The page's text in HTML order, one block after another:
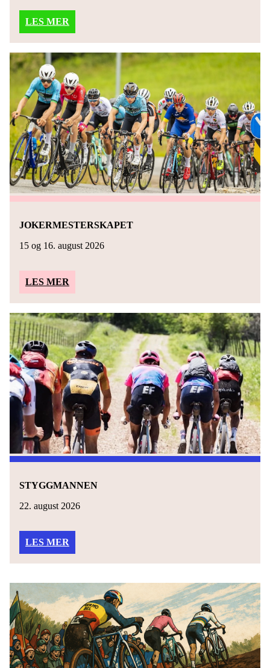
LES MER
JOKERMESTERSKAPET
15 og 16. august 2026
LES MER
STYGGMANNEN
22. august 2026
LES MER